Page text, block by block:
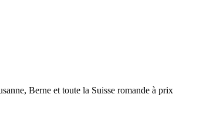
Berne et toute la Suisse romande à prix